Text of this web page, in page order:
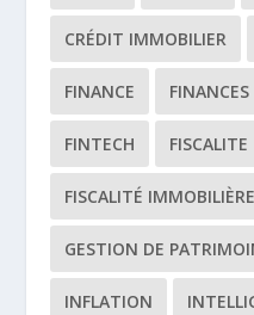
CRÉDIT IMMOBILIER
FINANCE
FINTECH FISCALITE
FISCALITÉ IMMOBILIÈRE
GESTION DE
INFLATION